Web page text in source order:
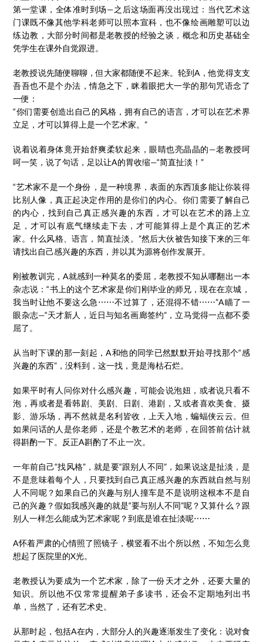
第一堂课，全体准时到场—之后这场面再没出现过：当代艺术这
门课既不像其他学科老师可以照本宣科，也不像绘画雕塑可以边
练边教，大部分时间都是老教授的经验之谈，概念和历史基础全
凭学生在课外自觉跟进。
老教授说先随便聊聊，但大家都随便不起来。轮到A，他觉得支支
吾吾也不是个办法，情急之下，眯着眼把大一学的那句咒语念了
一便：
“你们需要创造出自己的风格，拥有自己的语言，才可以在艺术界
立足，才可以算得上是一个艺术家。”
说着说着身体竟开始舒爽柔软起来，眼睛也亮晶晶的—老教授呵
呵一笑，说了句话，足以让A的胃收缩—“简直扯淡！”
“艺术家不是一个身份，是一种境界，表面的东西顶多能让你装得
比别人像，真正起决定作用的是你们的内心。你们需要了解自己
的内心，找到自己真正感兴趣的东西，才可以在艺术的路上立
足，才可以有底气继续走下去，才可能算得上是个真正的艺术
家。什么风格、语言，简直扯淡。”然后大伙被告知接下来的三年
请找出自己感兴趣的东西，并以其为源将创作发展开。
刚被教训完，A就感到一种莫名的委屈，老教授不知从哪翻出一本
杂志说：“书上的这个艺术家是你们刚毕业的师兄，现在在京城，
我当时让他不要这么急⋯⋯不过算了，还混得不错⋯⋯”A瞄了一
眼杂志—“天才新人，近日与知名画廊签约”，立马觉得一点都不委
屈了。
从当时下课的那一刻起，A和他的同学已然默默开始寻找那个“感
兴趣的东西”，没料到，这一找，竟是海枯石烂。
如果平时有人问你对什么感兴趣，可能会说泡妞，或者说只看不
泡，再或者是看韩剧、美剧、日剧、港剧，又或者喜欢美食、摄
影、游乐场，再不然就是名利皆收，上天入地，蝙蝠侠云云。但
如果问话的人是你老师，还是个教艺术的老师，在回答前估计就
得斟酌一下。反正A斟酌了不止一次。
一年前自己“找风格”，就是要“跟别人不同”，如果说这是扯淡，是
不是意味着每个人，只要找到自己真正感兴趣的东西就自然与别
人不同呢？如果自己的兴趣与别人撞车是不是说明这根本不是自
己的兴趣？假如我感兴趣的就是“要与别人不同”呢？又算什么？跟
别人一样怎么能成为艺术家呢？到底是谁在扯淡呢⋯⋯
A怀着严肃的心情照了照镜子，横竖看不出个所以然，不知怎么竟
想起了医院里的X光。
老教授认为要成为一个艺术家，除了一份天才之外，还要大量的
知识。所以他不仅常常提醒弟子多读书，还会不定期地列出书
单，当然了，还有艺术史。
从那时起，包括A在内，大部分人的兴趣逐渐发生了变化：说对食